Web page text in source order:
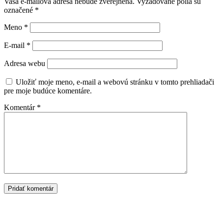
označené *
Meno *
E-mail *
Adresa webu
Uložiť moje meno, e-mail a webovú stránku v tomto prehliadači
pre moje budúce komentáre.
Komentár *